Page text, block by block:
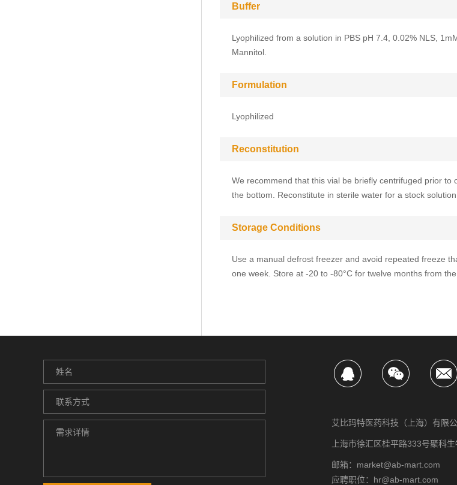
Buffer
Lyophilized from a solution in PBS pH 7.4, 0.02% NLS,
Mannitol.
Formulation
Lyophilized
Reconstitution
We recommend that this vial be briefly centrifuged prior to
the bottom. Reconstitute in sterile water for a stock solution.
Storage Conditions
Use a manual defrost freezer and avoid repeated freeze
one week. Store at -20 to -80°C for twelve months from
艾比玛特医药科技（上海）有限
上海市徐汇区桂平路333号聚科
邮箱：market@ab-mart.com
应聘职位：hr@ab-mart.com